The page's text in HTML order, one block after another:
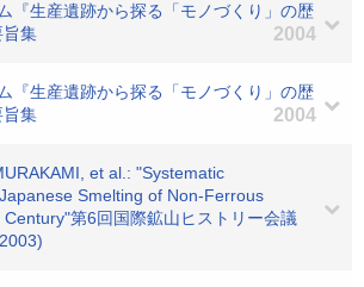
『生産遺跡から探る「モノづくり」の歴
旨集
2004
『生産遺跡から探る「モノづくり」の歴
旨集
2004
et al.: "Systematic
Smelting of Non-Ferrous
第6回国際鉱山ヒストリー会議